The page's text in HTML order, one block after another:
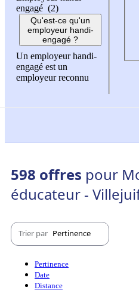
engagé (2)
Qu'est-ce qu'un
employeur handi-
engagé ?
Un employeur handi-
engagé est un
employeur reconnu
598 offres pour
éducateur -
Trier par Pertinence
Pertinence
Date
Distance